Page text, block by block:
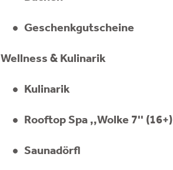
Geschenkgutscheine
Wellness & Kulinarik
Kulinarik
Rooftop Spa ,,Wolke 7'' (16+)
Saunadörfl